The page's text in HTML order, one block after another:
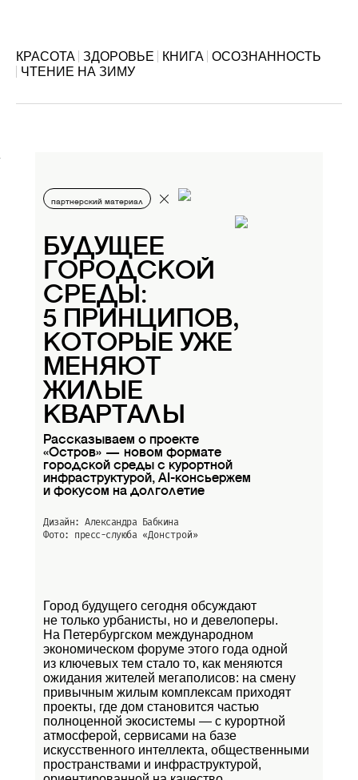
КРАСОТА ЗДОРОВЬЕ КНИГА ОСОЗНАННОСТЬ
ЧТЕНИЕ НА ЗИМУ
партнерский материал
БУДУЩЕЕ
ГОРОДСКОЙ
СРЕДЫ:
5 ПРИНЦИПОВ,
КОТОРЫЕ УЖЕ
МЕНЯЮТ
ЖИЛЫЕ
КВАРТАЛЫ
Рассказываем о проекте
«Остров» — новом формате
городской среды с курортной
инфраструктурой, AI-консьержем
и фокусом на долголетие
Дизайн: Александра Бабкина
Фото: пресс-слуюба «Донстрой»
Город будущего сегодня обсуждают
не только урбанисты, но и девелоперы.
На Петербургском международном
экономическом форуме этого года одной
из ключевых тем стало то, как меняются
ожидания жителей мегаполисов: на смену
привычным жилым комплексам приходят
проекты, где дом становится частью
полноценной экосистемы — с курортной
атмосферой, сервисами на базе
искусственного интеллекта, общественными
пространствами и инфраструктурой,